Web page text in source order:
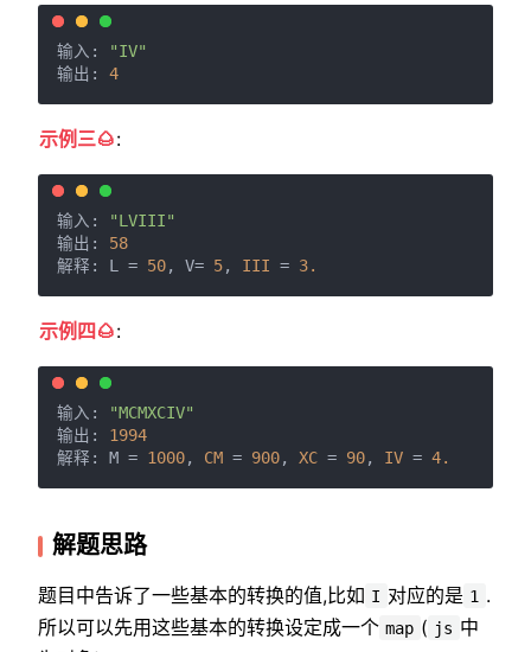
输入:
"IV"
输出: 4
示例三🌰:
输入:
"LVIII"
输出: 58
解释: L = 50, V= 5, III = 3.
示例四🌰:
输入:
"MCMXCIV"
输出: 1994
解释: M = 1000, CM = 900, XC = 90, IV = 4.
解题思路
题目中告诉了一些基本的转换的值,比如 I 对应的是 1 .
所以可以先用这些基本的转换设定成一个 map ( js 中